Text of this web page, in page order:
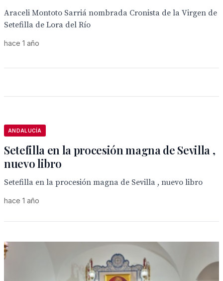
Araceli Montoto Sarriá nombrada Cronista de la Virgen de
Setefilla de Lora del Río
hace 1 año
ANDALUCÍA
Setefilla en la procesión magna de Sevilla ,
nuevo libro
Setefilla en la procesión magna de Sevilla , nuevo libro
hace 1 año